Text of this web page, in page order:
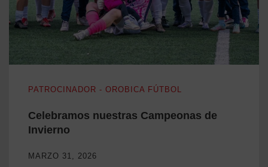
PATROCINADOR - OROBICA FÚTBOL
Celebramos nuestras Campeonas de
Invierno
MARZO 31, 2026